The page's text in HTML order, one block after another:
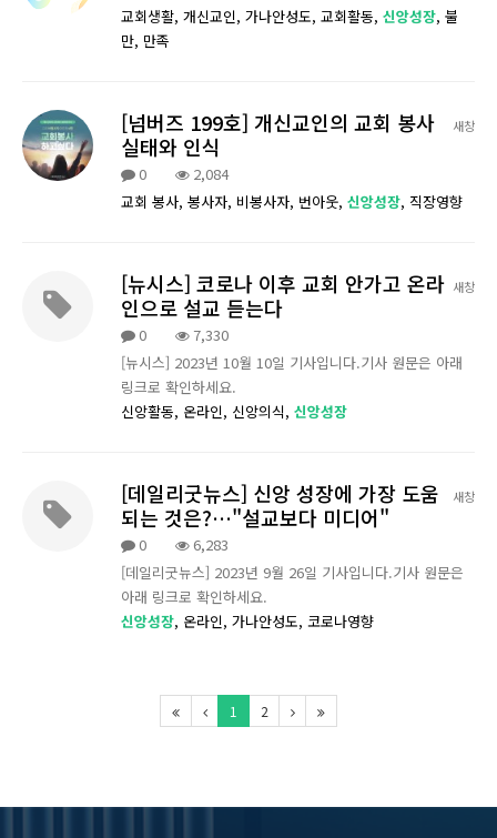
교회생활, 개신교인, 가나안성도, 교회활동, 신앙성장, 불
만, 만족
새창
[넘버즈 199호] 개신교인의 교회 봉사
실태와 인식
0
2,084
교회 봉사, 봉사자, 비봉사자, 번아웃, 신앙성장, 직장영향
새창
[뉴시스] 코로나 이후 교회 안가고 온라
인으로 설교 듣는다
0
7,330
[뉴시스] 2023년 10월 10일 기사입니다.기사 원문은 아래
링크로 확인하세요.
신앙활동, 온라인, 신앙의식, 신앙성장
새창
[데일리굿뉴스] 신앙 성장에 가장 도움
되는 것은?…"설교보다 미디어"
0
6,283
[데일리굿뉴스] 2023년 9월 26일 기사입니다.기사 원문은
아래 링크로 확인하세요.
신앙성장, 온라인, 가나안성도, 코로나영향
1 2